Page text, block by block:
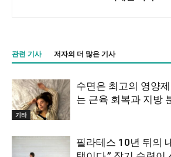
관련 기사 저자의 더 많은 기사
기타
수면은 최고의 영양
는 근육 회복과 지방
필라테스 10년 뒤의